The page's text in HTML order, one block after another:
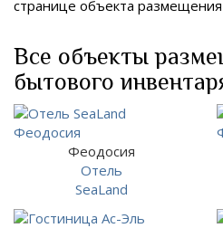
странице объекта размещения
Все объекты
бытового
Феодосия
Отель
SeaLand